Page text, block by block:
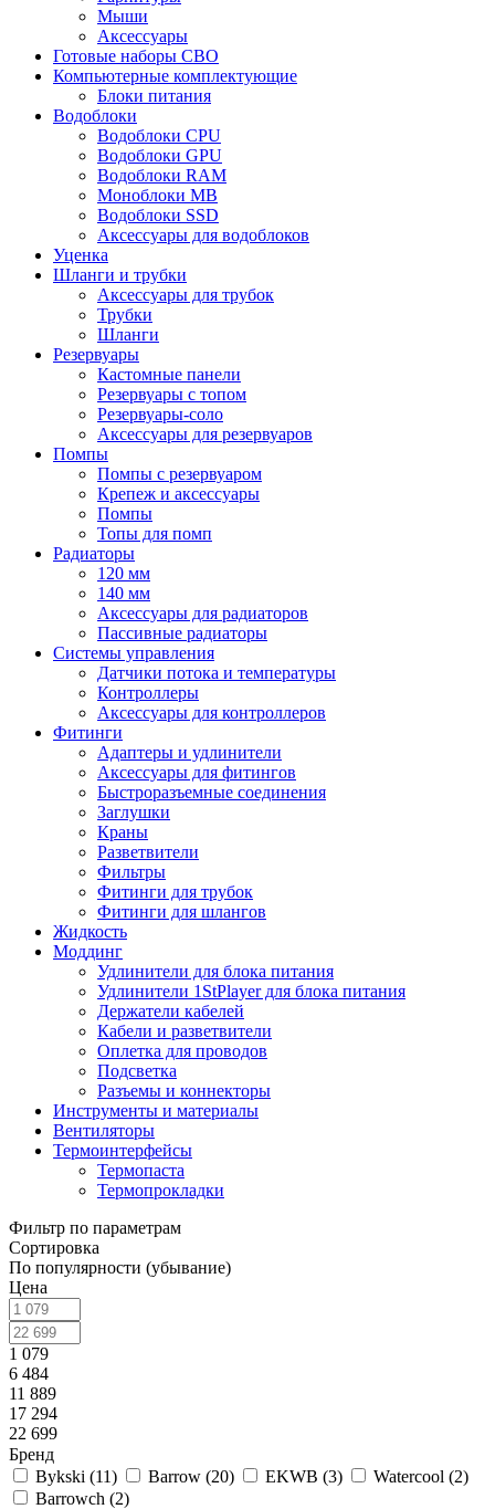
Мыши
Аксессуары
Готовые наборы СВО
Компьютерные комплектующие
Блоки питания
Водоблоки
Водоблоки CPU
Водоблоки GPU
Водоблоки RAM
Моноблоки MB
Водоблоки SSD
Аксессуары для водоблоков
Уценка
Шланги и трубки
Аксессуары для трубок
Трубки
Шланги
Резервуары
Кастомные панели
Резервуары с топом
Резервуары-соло
Аксессуары для резервуаров
Помпы
Помпы с резервуаром
Крепеж и аксессуары
Помпы
Топы для помп
Радиаторы
120 мм
140 мм
Аксессуары для радиаторов
Пассивные радиаторы
Системы управления
Датчики потока и температуры
Контроллеры
Аксессуары для контроллеров
Фитинги
Адаптеры и удлинители
Аксессуары для фитингов
Быстроразъемные соединения
Заглушки
Краны
Разветвители
Фильтры
Фитинги для трубок
Фитинги для шлангов
Жидкость
Моддинг
Удлинители для блока питания
Удлинители 1StPlayer для блока питания
Держатели кабелей
Кабели и разветвители
Оплетка для проводов
Подсветка
Разъемы и коннекторы
Инструменты и материалы
Вентиляторы
Термоинтерфейсы
Термопаста
Термопрокладки
Фильтр по параметрам
Сортировка
По популярности (убывание)
Цена
1 079
6 484
11 889
17 294
22 699
Бренд
Bykski (11) Barrow (20) EKWB (3) Watercool (2)
Barrowch (2)